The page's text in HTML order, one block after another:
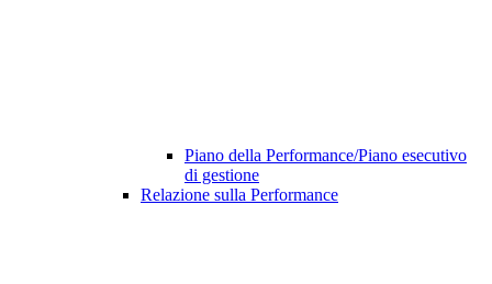
Piano della Performance/Piano esecutivo
di gestione
Relazione sulla Performance